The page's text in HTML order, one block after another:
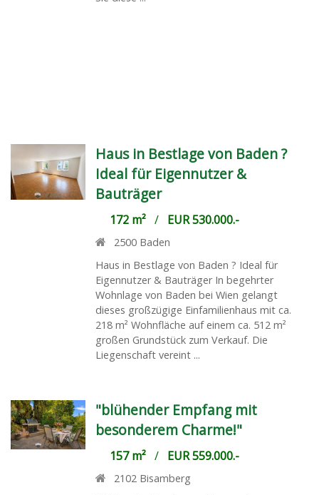
Haus in Bestlage von Baden ?
Ideal für Eigennutzer &
Bauträger
172 m²/ EUR 530.000.-
2500 Baden
Haus in Bestlage von Baden ? Ideal für
Eigennutzer & Bauträger In begehrter
Wohnlage von Baden bei Wien gelangt
dieses großzügige Einfamilienhaus mit ca.
218 m² Wohnfläche auf einem ca. 512 m²
großen Grundstück zum Verkauf. Die
Liegenschaft vereint ...
"blühender Empfang mit
besonderem Charme!"
157 m²/ EUR 559.000.-
2102 Bisamberg